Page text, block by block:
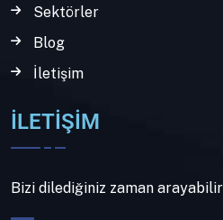
Sektörler
Blog
İletişim
İLETİŞİM
Bizi dilediğiniz zaman